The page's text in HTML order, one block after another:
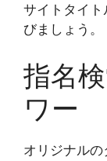
サイトタイ
びましょう。
指名
ワー
オリジナル